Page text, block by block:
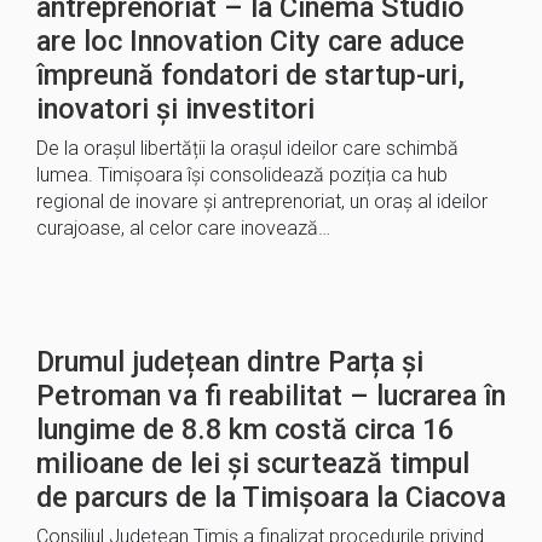
antreprenoriat – la Cinema Studio
are loc Innovation City care aduce
împreună fondatori de startup-uri,
inovatori și investitori
De la orașul libertății la orașul ideilor care schimbă
lumea. Timișoara își consolidează poziția ca hub
regional de inovare și antreprenoriat, un oraș al ideilor
curajoase, al celor care inovează…
Drumul județean dintre Parța și
Petroman va fi reabilitat – lucrarea în
lungime de 8.8 km costă circa 16
milioane de lei și scurtează timpul
de parcurs de la Timișoara la Ciacova
Consiliul Județean Timiș a finalizat procedurile privind